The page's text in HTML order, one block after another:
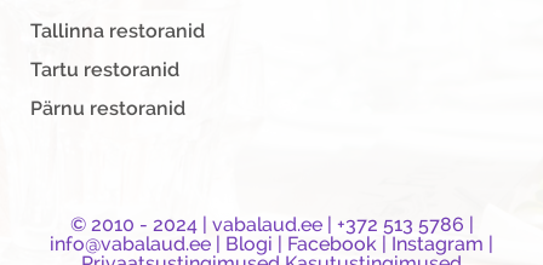
Tallinna restoranid
Tartu restoranid
Pärnu restoranid
© 2010 - 2024 | vabalaud.ee| +372 513 5786 |
info@vabalaud.ee
Blogi Facebook Instagram